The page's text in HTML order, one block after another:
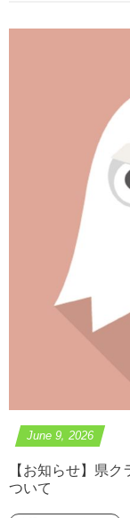
June 9,2026
【お知らせ】県
ついて